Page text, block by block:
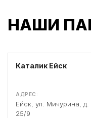
НАШИ
Каталик Ейск
АДРЕС:
Ейск, ул. Мичурина, д.
25/9